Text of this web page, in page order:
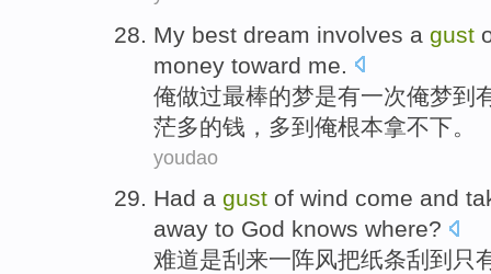
My best dream involves a gust
money toward me.
俺做过最棒的梦是有一次俺梦到
茫多的钱，多到俺根本拿不下。
youdao
Had a gust of wind come and
away to God knows where?
难道是刮 来一阵风把纸条刮 到 只